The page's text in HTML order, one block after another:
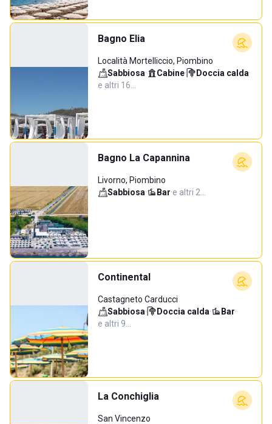
Bagno Elia
Località Mortelliccio, Piombino
Sabbiosa· Cabine· Doccia calda·
e altri 16…
Bagno La Capannina
Livorno, Piombino
Sabbiosa· Bar·e altri 2…
Continental
Castagneto Carducci
Sabbiosa· Doccia calda· Bar·
e altri 9…
La Conchiglia
San Vincenzo